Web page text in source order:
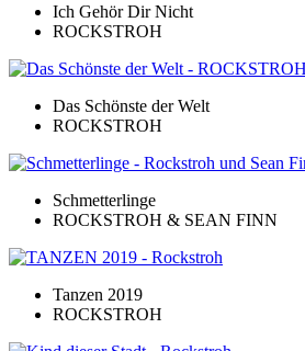
Ich Gehör Dir Nicht
ROCKSTROH
Das Schönste der Welt
ROCKSTROH
Schmetterlinge
ROCKSTROH & SEAN FINN
Tanzen 2019
ROCKSTROH